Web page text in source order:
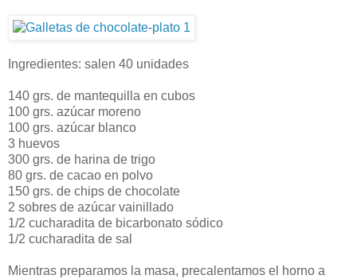
Ingredientes: salen 40 unidades
140 grs. de mantequilla en cubos
100 grs. azúcar moreno
100 grs. azúcar blanco
3 huevos
300 grs. de harina de trigo
80 grs. de cacao en polvo
150 grs. de chips de chocolate
2 sobres de azúcar vainillado
1/2 cucharadita de bicarbonato sódico
1/2 cucharadita de sal
Mientras preparamos la masa, precalentamos el horno a